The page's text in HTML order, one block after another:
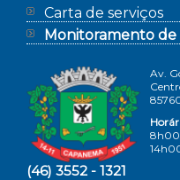
Carta de serviços
Monitoramento de
Av.
8h00
(46) 3552 - 1321